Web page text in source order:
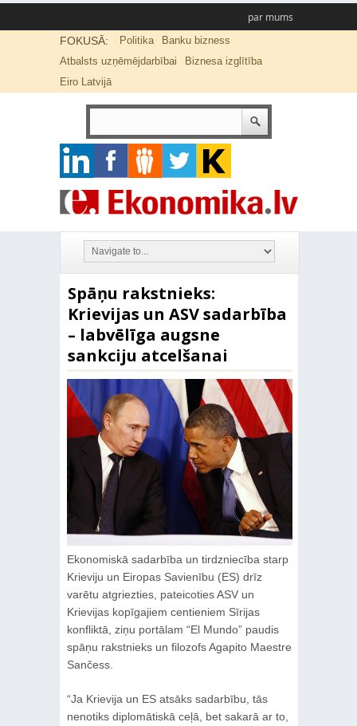
par mums
FOKUSĀ: Politika
Banku bizness
Atbalsts uzņēmējdarbībai
Biznesa izglītība
Eiro Latvijā
Spāņu rakstnieks:
Krievijas un ASV sadarbība
– labvēlīga augsne
sankciju atcelšanai
Ekonomiskā sadarbība un tirdzniecība starp
Krieviju un Eiropas Savienību (ES) drīz
varētu atgriezties, pateicoties ASV un
Krievijas kopīgajiem centieniem Sīrijas
konfliktā, ziņu portālam “El Mundo” paudis
spāņu rakstnieks un filozofs Agapito Maestre
Sančess.
“Ja Krievija un ES atsāks sadarbību, tās
nenotiks diplomātiskā ceļā, bet sakarā ar to,